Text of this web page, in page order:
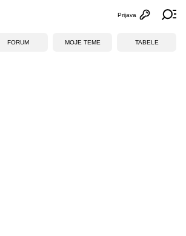
Otvori
Prijava
FORUM MOJE TEME TABELE